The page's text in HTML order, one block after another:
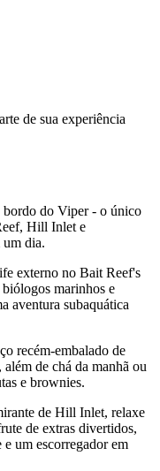
de sua experiência
bordo do Viper - o único
Hill Inlet e
dia.
externo no Bait Reef's
marinhos e
aventura subaquática
recém-embalado de
de chá da manhã ou
e brownies.
de Hill Inlet, relaxe
de extras divertidos,
um escorregador em